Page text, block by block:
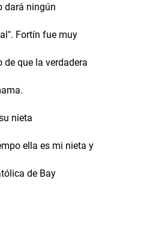
dará ningún
Fortín fue muy
que la verdadera
nieta
ella es mi nieta y
de Bay